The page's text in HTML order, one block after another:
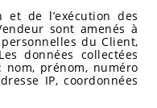
de l’exécution des
sont amenés à
du Client,
données collectées
prénom, numéro
IP, coordonnées